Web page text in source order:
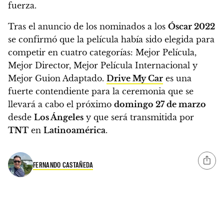
fuerza.
Tras el anuncio de los nominados a los Óscar 2022
se confirmó que la película había sido elegida para
competir en cuatro categorías: Mejor Película,
Mejor Director, Mejor Película Internacional y
Mejor Guion Adaptado. Drive My Car es una
fuerte contendiente para la ceremonia que se
llevará a cabo el próximo domingo 27 de marzo
desde Los Ángeles y que será transmitida por
TNT en Latinoamérica.
FERNANDO CASTAÑEDA